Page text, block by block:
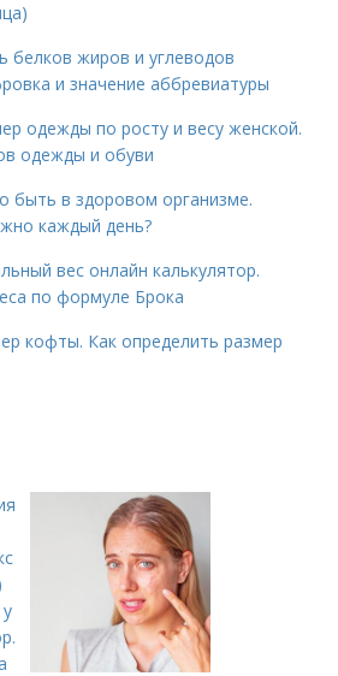
белков жиров и углеводов
и значение аббревиатуры
одежды по росту и весу женской.
одежды и обуви
быть в здоровом организме.
каждый день?
вес онлайн калькулятор.
по формуле Брока
кофты. Как определить размер